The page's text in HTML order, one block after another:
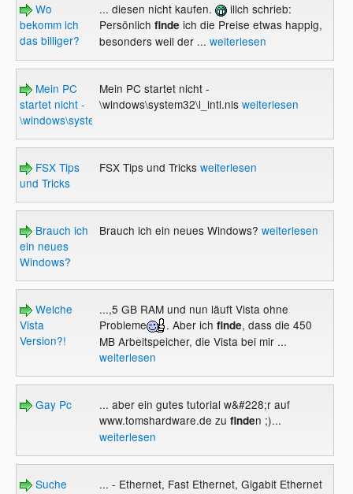
Wo
bekomm ich
das billiger?
... diesen nicht kaufen.
illch schrieb:
Persönlich finde ich die Preise etwas happig,
besonders weil der ... weiterlesen
Mein PC
startet nicht -
\windows\system32\l_intl.nls
Mein PC startet nicht -
\windows\system32\l_intl.nls weiterlesen
FSX Tips
und Tricks
FSX Tips und Tricks weiterlesen
Brauch ich
ein neues
Windows?
Brauch ich ein neues Windows? weiterlesen
Welche
Vista
Version?!
...,5 GB RAM und nun läuft Vista ohne
Probleme
. Aber ich finde, dass die 450
MB Arbeitspeicher, die Vista bei mir ...
weiterlesen
Gay Pc
... aber ein gutes tutorial w&#228;r auf
www.tomshardware.de zu finden ;)...
weiterlesen
Suche
... - Ethernet, Fast Ethernet, Gigabit Ethernet